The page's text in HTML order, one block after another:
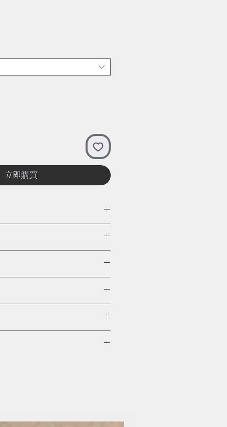
立即購買
，但分解它卻需要 4-500年
的選擇十分多，只要人人自備
減至最少。